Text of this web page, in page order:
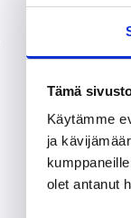
Tämä
Käytämme
ja
olet antanut